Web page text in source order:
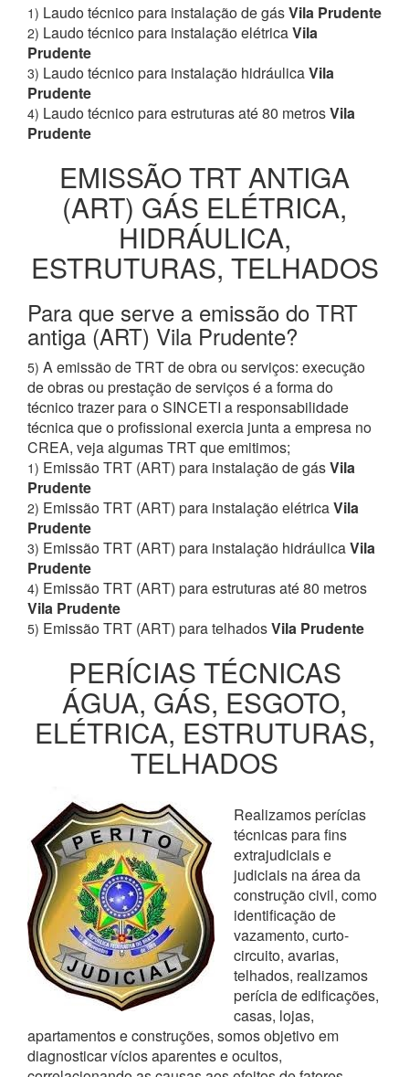
1) Laudo técnico para instalação de gásVila Prudente
2) Laudo técnico para instalação elétricaVila
Prudente
3) Laudo técnico para instalação hidráulicaVila
Prudente
4) Laudo técnico para estruturas até 80 metrosVila
Prudente
EMISSÃO TRT ANTIGA
(ART) GÁS ELÉTRICA,
HIDRÁULICA,
ESTRUTURAS, TELHADOS
Para que serve a emissão do TRT
antiga (ART) Vila Prudente?
5) A emissão de TRT de obra ou serviços: execução
de obras ou prestação de serviços é a forma do
técnico trazer para o SINCETI a responsabilidade
técnica que o profissional exercia junta a empresa no
CREA, veja algumas TRT que emitimos;
1) Emissão TRT (ART) para instalação de gásVila
Prudente
2) Emissão TRT (ART) para instalação elétricaVila
Prudente
3) Emissão TRT (ART) para instalação hidráulicaVila
Prudente
4) Emissão TRT (ART) para estruturas até 80 metros
Vila Prudente
5) Emissão TRT (ART) para telhadosVila Prudente
PERÍCIAS TÉCNICAS
ÁGUA, GÁS, ESGOTO,
ELÉTRICA, ESTRUTURAS,
TELHADOS
Realizamos perícias
técnicas para fins
extrajudiciais e
judiciais na área da
construção civil, como
identificação de
vazamento, curto-
circuito, avarias,
telhados, realizamos
perícia de edificações,
casas, lojas,
apartamentos e construções, somos objetivo em
diagnosticar vícios aparentes e ocultos,